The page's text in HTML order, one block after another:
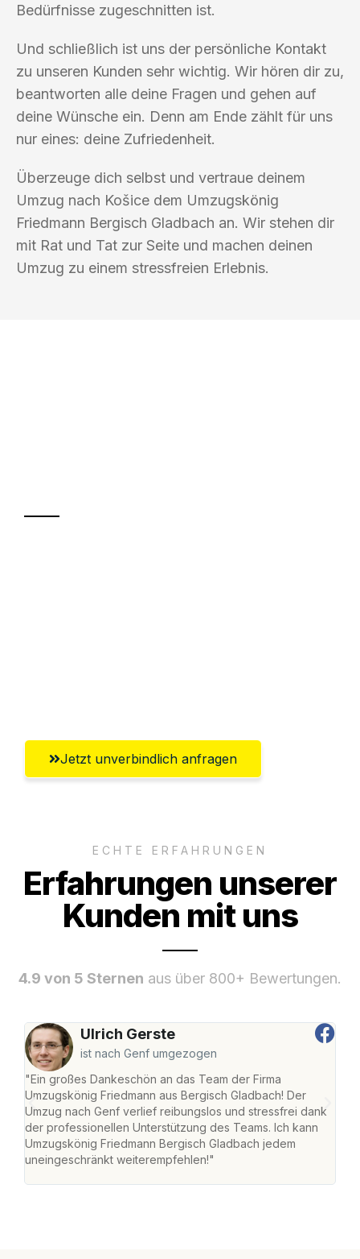
Bedürfnisse zugeschnitten ist.
Und schließlich ist uns der persönliche Kontakt
zu unseren Kunden sehr wichtig. Wir hören dir zu,
beantworten alle deine Fragen und gehen auf
deine Wünsche ein. Denn am Ende zählt für uns
nur eines: deine Zufriedenheit.
Überzeuge dich selbst und vertraue deinem
Umzug nach Košice dem Umzugskönig
Friedmann Bergisch Gladbach an. Wir stehen dir
mit Rat und Tat zur Seite und machen deinen
Umzug zu einem stressfreien Erlebnis.
Jetzt unverbindlich anfragen
ECHTE ERFAHRUNGEN
Erfahrungen unserer
Kunden mit uns
4.9 von 5 Sternen aus über 800+ Bewertungen.
Ulrich Gerste
ist nach Genf umgezogen
"Ein großes Dankeschön an das Team der Firma
Umzugskönig Friedmann aus Bergisch Gladbach! Der
Umzug nach Genf verlief reibungslos und stressfrei dank
der professionellen Unterstützung des Teams. Ich kann
Umzugskönig Friedmann Bergisch Gladbach jedem
uneingeschränkt weiterempfehlen!"